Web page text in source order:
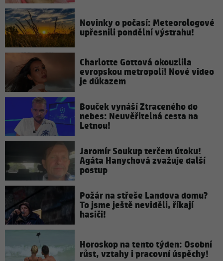
Novinky o počasí: Meteorologové
upřesnili pondělní výstrahu!
Charlotte Gottová okouzlila
evropskou metropoli! Nové video
je důkazem
Bouček vynáší Ztraceného do
nebes: Neuvěřitelná cesta na
Letnou!
Jaromír Soukup terčem útoku!
Agáta Hanychová zvažuje další
postup
Požár na střeše Landova domu?
To jsme ještě neviděli, říkají
hasiči!
Horoskop na tento týden: Osobní
růst, vztahy i pracovní úspěchy!